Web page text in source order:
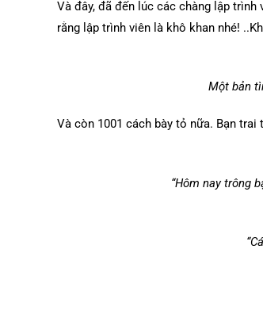
Và đây, đã đến lúc các chàng lập
rằng lập trình viên là khô khan nhé!
Một bản
Và còn 1001 cách bày tỏ nữa. Bạn
“Hôm nay trông